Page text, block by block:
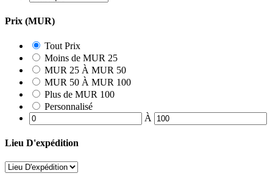
Prix (MUR)
Tout Prix
Moins de MUR 25
MUR 25 À MUR 50
MUR 50 À MUR 100
Plus de MUR 100
Personnalisé
À
Lieu D'expédition